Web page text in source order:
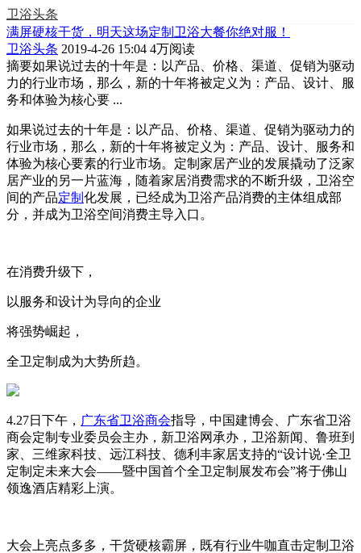
卫浴头条
满屏硬核干货，明天这场定制卫浴大餐你绝对服！
卫浴头条 2019-4-26 15:04 4万阅读
摘要如果说过去的十年是：以产品、价格、渠道、促销为驱动
力的行业市场，那么，新的十年将被定义为：产品、设计、服
务和体验为核心要 ...
如果说过去的十年是：以产品、价格、渠道、促销为驱动力的
行业市场，那么，新的十年将被定义为：产品、设计、服务和
体验为核心要素的行业市场。定制家居产业的发展撬动了泛家
居产业的另一片蓝海，随着家居消费需求的不断升级，卫浴空
间的产品定制 化发展，已经成为卫浴产品消费的主体组成部
分，并成为卫浴空间消费主导入口。
在消费升级下，
以服务和设计为导向的企业
将强势崛起，
全卫定制成为大势所趋。
4.27日下午， 广东省卫浴商会指导，中国建博会、广东省卫浴
商会定制专业委员会主办，新卫浴网承办，卫浴新闻、鲁班到
家、三维家科技、远江科技、德利丰家居支持的“设计说·全卫
定制定未来大会——暨中国首个全卫定制展发布会”将于佛山
领逸酒店精彩上演。
大会上亮点多多，干货硬核霸屏，既有行业牛咖直击定制卫浴